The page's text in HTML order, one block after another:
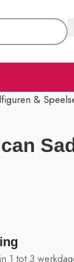
&
1 tot 3